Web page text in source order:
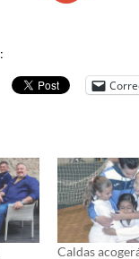
Caldas